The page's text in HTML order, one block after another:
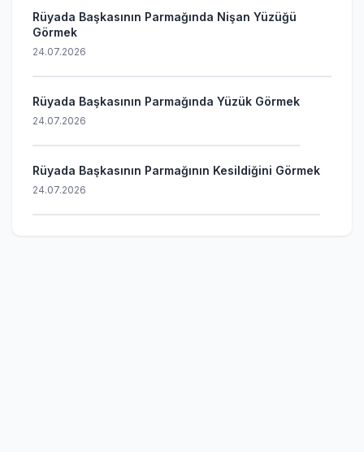
Rüyada Başkasının Parmağında Nişan Yüzüğü
Görmek
24.07.2026
Rüyada Başkasının Parmağında Yüzük Görmek
24.07.2026
Rüyada Başkasının Parmağının Kesildiğini Görmek
24.07.2026